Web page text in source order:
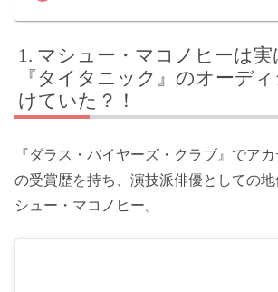
マシュー・マコノヒーは実
『タイタニック』のオーデ
けていた？！
『ダラス・バイヤーズ・クラブ』でア
の受賞歴を持ち、演技派俳優としての
シュー・マコノヒー。